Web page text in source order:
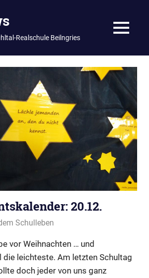
Realschule Beilngries MENU
20.12.
Schulleben
vor Weihnachten … und
leichteste. Am letzten Schultag
doch jeder von uns ganz